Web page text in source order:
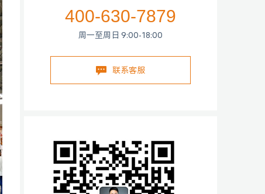
400-630-7879
周一至周日 9:00-18:00
联系客服